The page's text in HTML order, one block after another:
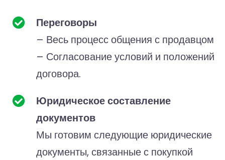
Переговоры
– Весь процесс общения с продавцом
– Согласование условий и положений
договора.
Юридическое составление
документов
Мы готовим следующие юридические
документы, связанные с покупкой